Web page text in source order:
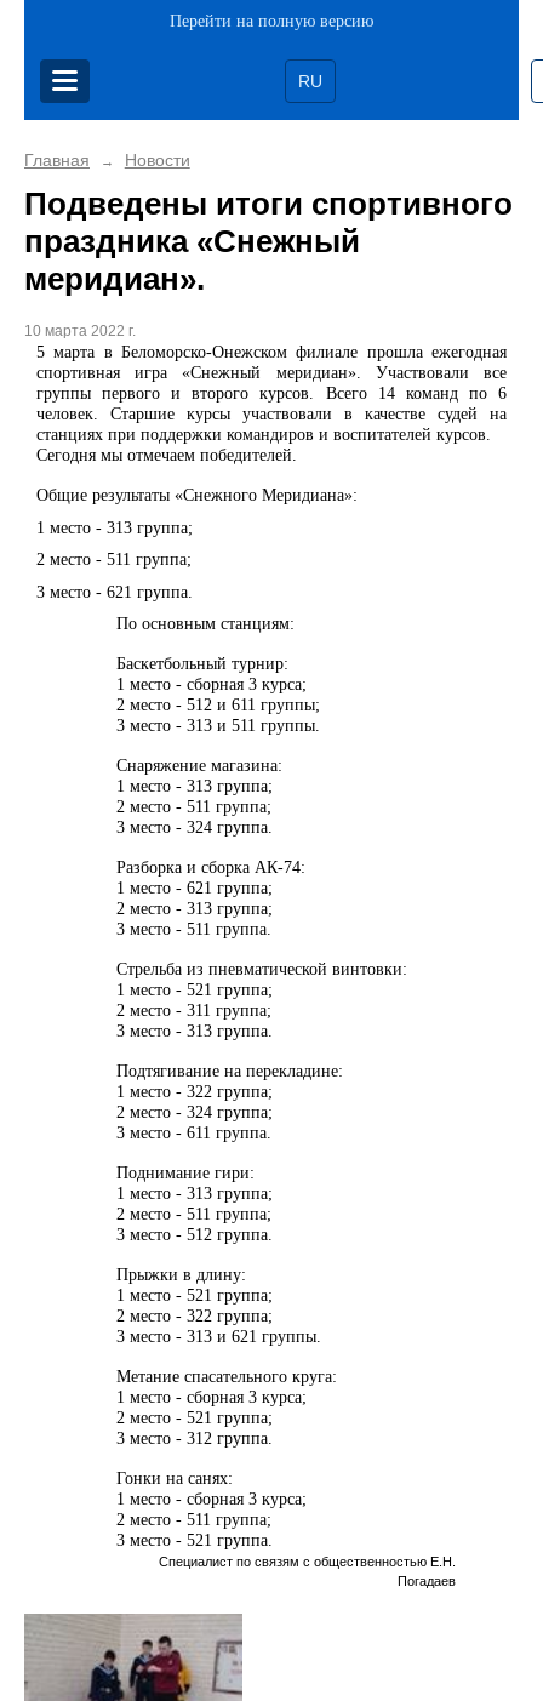
Перейти на полную версию
RU
Главная → Новости
Подведены итоги спортивного
праздника «Снежный
меридиан».
10 марта 2022 г.
5 марта в Беломорско-Онежском филиале прошла ежегодная
спортивная игра «Снежный меридиан». Участвовали все
группы первого и второго курсов. Всего 14 команд по 6
человек. Старшие курсы участвовали в качестве судей на
станциях при поддержки командиров и воспитателей курсов.
Сегодня мы отмечаем победителей.
Общие результаты «Снежного Меридиана»:
1 место - 313 группа;
2 место - 511 группа;
3 место - 621 группа.
По основным станциям:
Баскетбольный турнир:
1 место - сборная 3 курса;
2 место - 512 и 611 группы;
3 место - 313 и 511 группы.
Снаряжение магазина:
1 место - 313 группа;
2 место - 511 группа;
3 место - 324 группа.
Разборка и сборка АК-74:
1 место - 621 группа;
2 место - 313 группа;
3 место - 511 группа.
Стрельба из пневматической винтовки:
1 место - 521 группа;
2 место - 311 группа;
3 место - 313 группа.
Подтягивание на перекладине:
1 место - 322 группа;
2 место - 324 группа;
3 место - 611 группа.
Поднимание гири:
1 место - 313 группа;
2 место - 511 группа;
3 место - 512 группа.
Прыжки в длину:
1 место - 521 группа;
2 место - 322 группа;
3 место - 313 и 621 группы.
Метание спасательного круга:
1 место - сборная 3 курса;
2 место - 521 группа;
3 место - 312 группа.
Гонки на санях:
1 место - сборная 3 курса;
2 место - 511 группа;
3 место - 521 группа.
Специалист по связям с общественностью Е.Н.
Погадаев